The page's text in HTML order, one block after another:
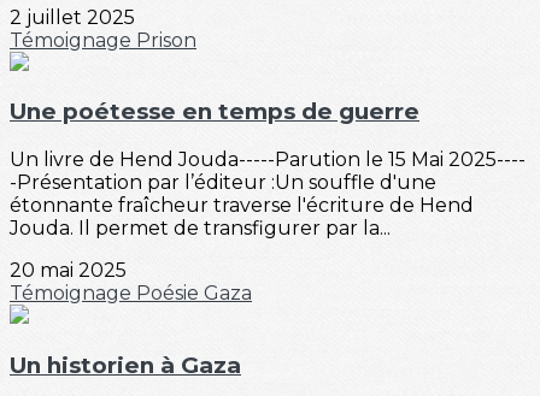
2 juillet 2025
Témoignage Prison
Une poétesse en temps de guerre
Un livre de Hend Jouda-----Parution le 15 Mai 2025----
-Présentation par l’éditeur :Un souffle d'une
étonnante fraîcheur traverse l'écriture de Hend
Jouda. Il permet de transfigurer par la...
20 mai 2025
Témoignage Poésie Gaza
Un historien à Gaza